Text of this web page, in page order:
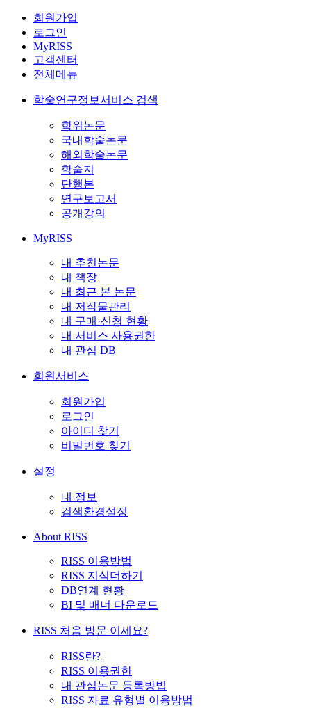
회원가입
로그인
MyRISS
고객센터
전체메뉴
학술연구정보서비스 검색
학위논문
국내학술논문
해외학술논문
학술지
단행본
연구보고서
공개강의
MyRISS
내 추천논문
내 책장
내 최근 본 논문
내 저작물관리
내 구매·신청 현황
내 서비스 사용권한
내 관심 DB
회원서비스
회원가입
로그인
아이디 찾기
비밀번호 찾기
설정
내 정보
검색환경설정
About RISS
RISS 이용방법
RISS 지식더하기
DB연계 현황
BI 및 배너 다운로드
RISS 처음 방문 이세요?
RISS란?
RISS 이용권한
내 관심논문 등록방법
RISS 자료 유형별 이용방법